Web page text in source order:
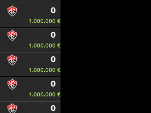
0
1.000.000 €
0
1.000.000 €
0
1.000.000 €
0
1.000.000 €
0